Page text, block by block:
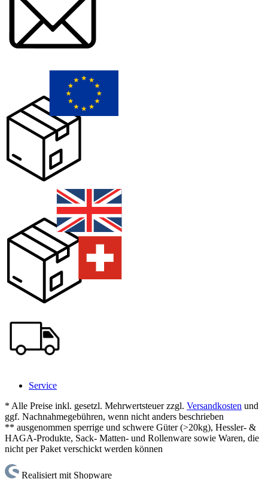
Service
* Alle Preise inkl. gesetzl. Mehrwertsteuer zzgl. Versandkosten und
ggf. Nachnahmegebühren, wenn nicht anders beschrieben
** ausgenommen sperrige und schwere Güter (>20kg), Hessler- &
HAGA-Produkte, Sack- Matten- und Rollenware sowie Waren, die
nicht per Paket verschickt werden können
Realisiert mit Shopware